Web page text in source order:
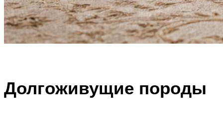
Долгоживущие породы